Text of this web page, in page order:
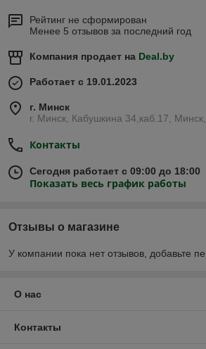
Рейтинг не сформирован
Менее 5 отзывов за последний год
Компания продает на Deal.by
Работает с 19.01.2023
г. Минск
г. Минск, Кабушкина 34,каб.17,
Контакты
Сегодня работает с 09:00 до 18:00
Показать весь график работы
Отзывы о магазине
У компании пока нет отзывов, добавьте
О нас
Контакты